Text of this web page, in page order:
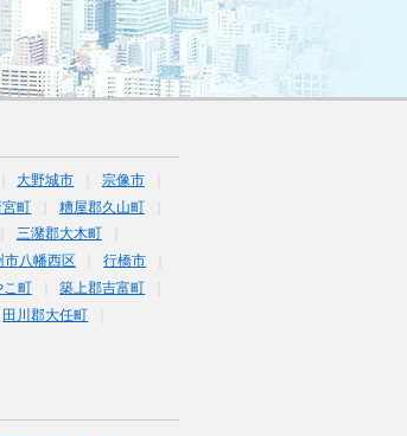
大野城市
宗像市
宮町
糟屋郡久山町
三潴郡大木町
市八幡西区
行橋市
こ町
築上郡吉富町
田川郡大任町